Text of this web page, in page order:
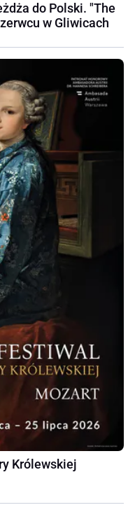
do Polski. "The
w Gliwicach
Królewskiej